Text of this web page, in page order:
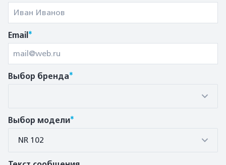
Email*
Выбор бренда*
Выбор модели*
NR 102